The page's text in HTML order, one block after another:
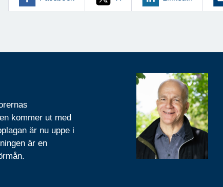
kommer ut med
är nu uppe i
är en